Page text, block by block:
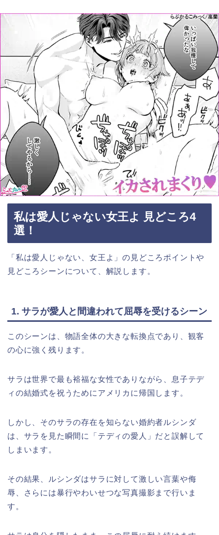
私は愛人じゃない女王よ 見どころ4
選！
「私は愛人じゃない、女王よ」の見どころポイントや
見どころシーンについて、解説します。
1. サラが愛人と間違われて屈辱を受けるシーン
このシーンは、物語全体の大きな転換点であり、観客
の心に強く残ります。
サラは世界で最も裕福な女性でありながら、息子テデ
ィの結婚式を祝うためにアメリカに帰国します。
しかし、そのサラの存在を知らない婚約者ルシンダ
は、サラを見た瞬間に「テディの愛人」だと誤解して
しまいます。
その結果、ルシンダはサラに対して激しい言葉や侮
辱、さらには暴行やわいせつな写真撮影まで行いま
す。